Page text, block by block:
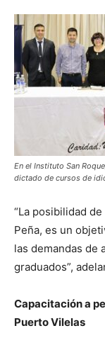
En el Instituto San
dictado de cursos de
“La posibilidad
Peña, es un
las demandas de
graduados”,
Capacitación a
Puerto Vilelas